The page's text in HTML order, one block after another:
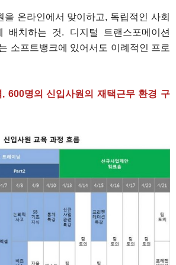
을 온라인에서 맞이하고, 독립적인 사회
배치하는 것. 디지털 트랜스포메이션
소프트뱅크에 있어서도 이례적인 프로
600명의 신입사원의 재택근무 환경 구